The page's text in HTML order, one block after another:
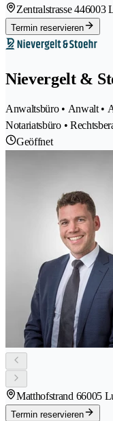
Zentralstrasse 446003
Termin reservieren
Nievergelt &
Anwaltsbüro • Anwalt •
Notariatsbüro •
Geöffnet
Matthofstrand 66005
Termin reservieren